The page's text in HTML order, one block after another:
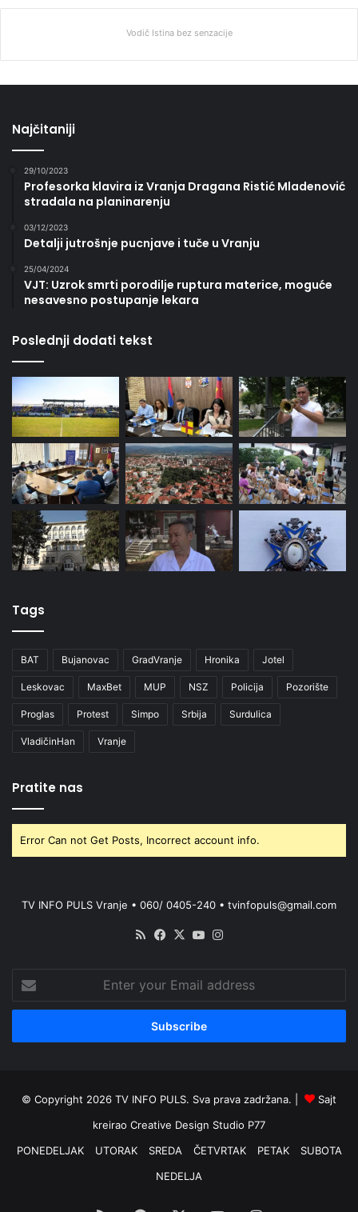
Vodič Istina bez senzacije
Najčitaniji
29/10/2023
Profesorka klavira iz Vranja Dragana Ristić Mladenović
stradala na planinarenju
03/12/2023
Detalji jutrošnje pucnjave i tuče u Vranju
25/04/2024
VJT: Uzrok smrti porodilje ruptura materice, moguće
nesavesno postupanje lekara
Poslednji dodati tekst
Tags
BAT Bujanovac GradVranje Hronika Jotel
Leskovac MaxBet MUP NSZ Policija Pozorište
Proglas Protest Simpo Srbija Surdulica
VladičinHan Vranje
Pratite nas
Error Can not Get Posts, Incorrect account info.
TV INFO PULS Vranje • 060/ 0405-240 • tvinfopuls@gmail.com
RSS Facebook
X YouTube
your
Email
© Copyright 2026 TV INFO PULS. Sva prava zadržana. |
Sajt
kreirao Creative Design Studio P77
PONEDELJAK
UTORAK SREDA ČETVRTAK PETAK
SUBOTA
NEDELJA